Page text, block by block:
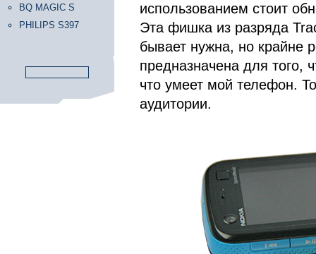
BQ MAGIC S
PHILIPS S397
использованием стоит
Эта фишка из разряда
бывает нужна, но крайне
предназначена для того,
что умеет мой телефон.
аудитории.